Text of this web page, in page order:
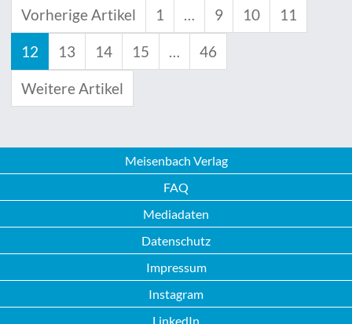
Vorherige Artikel 1 … 9 10 11
12 13 14 15 … 46
Weitere Artikel
Meisenbach Verlag
FAQ
Mediadaten
Datenschutz
Impressum
Instagram
LinkedIn